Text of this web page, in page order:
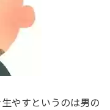
やすというのは男の